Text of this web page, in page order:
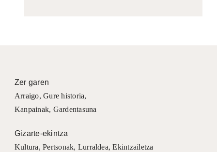
Zer garen
Arraigo,Gure historia,
Kanpainak, Gardentasuna
Gizarte-ekintza
Kultura,Pertsonak, Lurraldea,Ekintzailetza